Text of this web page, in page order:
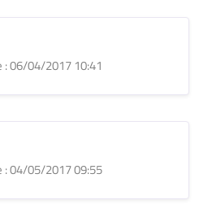
: 06/04/2017 10:41
: 04/05/2017 09:55